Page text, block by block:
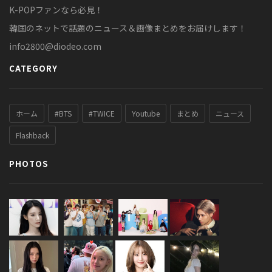
K-POPファンなら必見！
韓国のネットで話題のニュース＆画像まとめをお届けします！
info2800@diodeo.com
CATEGORY
ホーム #BTS #TWICE Youtube まとめ ニュース
Flashback
PHOTOS